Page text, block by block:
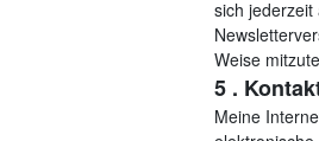
sich
Weise
5 .
Meine